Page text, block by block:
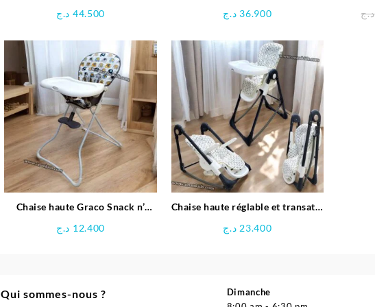
44.500 د.ج 36.900 د.ج د.ج
Chaise haute Graco Snack n’
12.400 د.ج
Chaise haute réglable et transat 2
23.400 د.ج
Qui sommes-nous ?
Dimanche